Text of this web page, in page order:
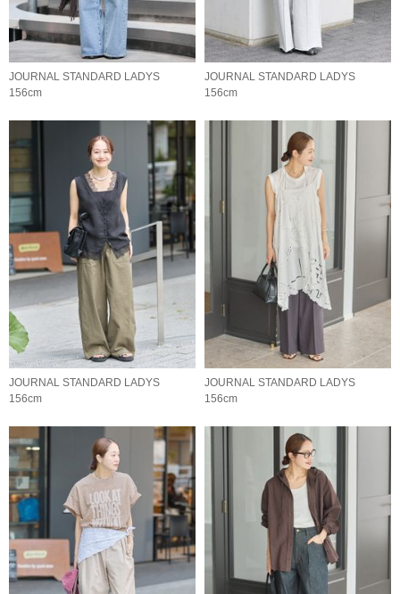
JOURNAL STANDARD LADYS
156cm
JOURNAL STANDARD LADYS
156cm
JOURNAL STANDARD LADYS
156cm
JOURNAL STANDARD LADYS
156cm